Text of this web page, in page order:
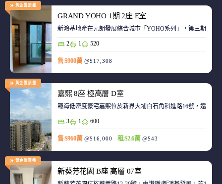
黃金置頂盤
GRAND YOHO 1期 2座 E室
2 1 520
售 $900萬 @$17,308
黃金置頂盤
嘉熙 8座 極高層 D室
臨海低密度豪宅嘉熙位於新界大埔白石角科進路16號，遠離
3 1 600
售 $960萬 @$16,000 租 $2.6萬 @$43
黃金置頂盤
新葵芳花園 B座 高層 07室